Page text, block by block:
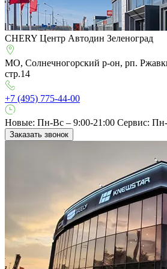
CHERY Центр Автодин Зеленоград
МО, Солнечногорский р-он, рп.
стр.14
+7 (495) 775-44-00
Новые: Пн-Вс – 9:00-21:00 Сервис:
Заказать звонок